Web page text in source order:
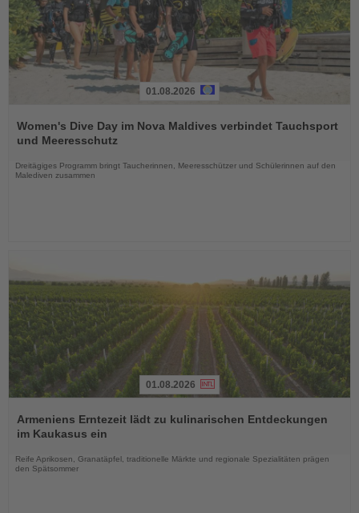
Sie
die
01.08.2026
Women's Dive Day im Nova Maldives verbindet Tauchsport
und Meeresschutz
Dreitägiges Programm bringt Taucherinnen, Meeresschützer und Schülerinnen auf den
Malediven zusammen
Sie
die
01.08.2026
Armeniens Erntezeit lädt zu kulinarischen Entdeckungen
im Kaukasus ein
Reife Aprikosen, Granatäpfel, traditionelle Märkte und regionale Spezialitäten prägen
den Spätsommer